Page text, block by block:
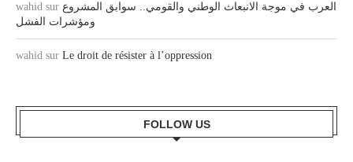
wahid sur العرب في موجة الانبعاث الوطني والقومي.. سوابق المشروع
ومؤشرات الفشل
wahid sur Le droit de résister à l’oppression
FOLLOW US